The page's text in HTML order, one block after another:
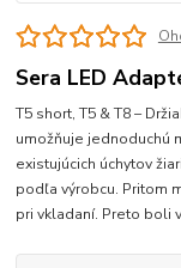
Sera LED
T5 short, T5 & T8 –
umožňuje jednoduchú
existujúcich úchytov
podľa výrobcu. Pritom
pri vkladaní. Preto boli